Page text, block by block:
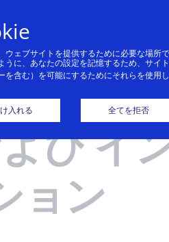
ラ
ム
ョ
、不正
れら
プラ
に一度
で利用
オンライン
コールセン
す。
ク管理
不正詐欺によ
を最小限に抑
のパー
ワーク
ること
Cybersource
ューション
利用いただ
す。
技術パートナ
やインフラス
ー
による
環境
使える
レスな
築する
を提供
サンプルコ
ィールドの
サポ
売担当
絡くだ
Cybersource
様サポート
一覧にアク
、オ
済の簡
般を提
。
Cybersource
済や不正詐
なった理由
のグローバ
方法を紹介
す。
び イ
ョン
ウェブサイトを提供するために必要な場所
うに、あなたの設定を記憶するため、サイ
を含む）を可能にするためにそれらを使用
入れる 全てを拒否